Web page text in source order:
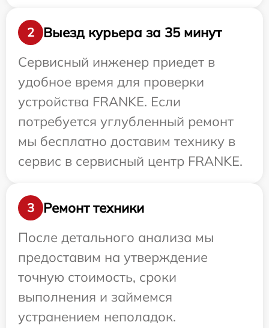
2
Выезд курьера за 35 минут
Сервисный инженер приедет в
удобное время для проверки
устройства FRANKE. Если
потребуется углубленный ремонт
мы бесплатно доставим технику в
сервис в сервисный центр FRANKE.
3
Ремонт техники
После детального анализа мы
предоставим на утверждение
точную стоимость, сроки
выполнения и займемся
устранением неполадок.